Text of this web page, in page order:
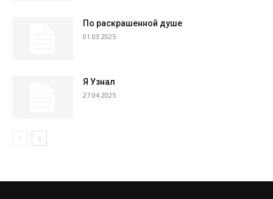
По раскрашенной душе
01.03.2025
Я Узнал
27.04.2025